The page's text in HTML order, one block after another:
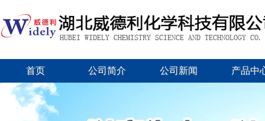
首页 公司简介 公司新闻 产品中